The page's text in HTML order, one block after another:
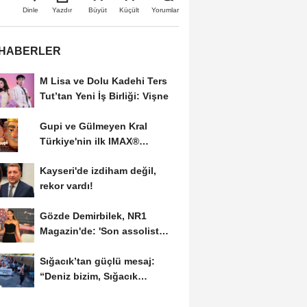
Dinle Yazdır Büyüt Küçült Yorumlar
M Lisa ve Dolu Kadehi Ters
Tut’tan Yeni İş Birliği: Vişne
Gupi ve Gülmeyen Kral
Türkiye'nin ilk IMAX®
Kayseri'de izdiham değil,
rekor vardı!
Gözde Demirbilek, NR1
Magazin'de: 'Son assolist
Sığacık’tan güçlü mesaj:
“Deniz bizim, Sığacık